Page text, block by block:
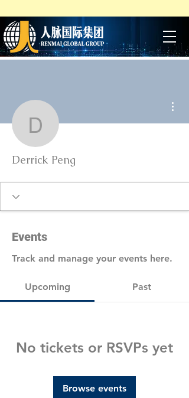
Derrick Peng
Derrick Peng
Events
Track and manage your events here.
Upcoming Past
No tickets or RSVPs yet
Browse events